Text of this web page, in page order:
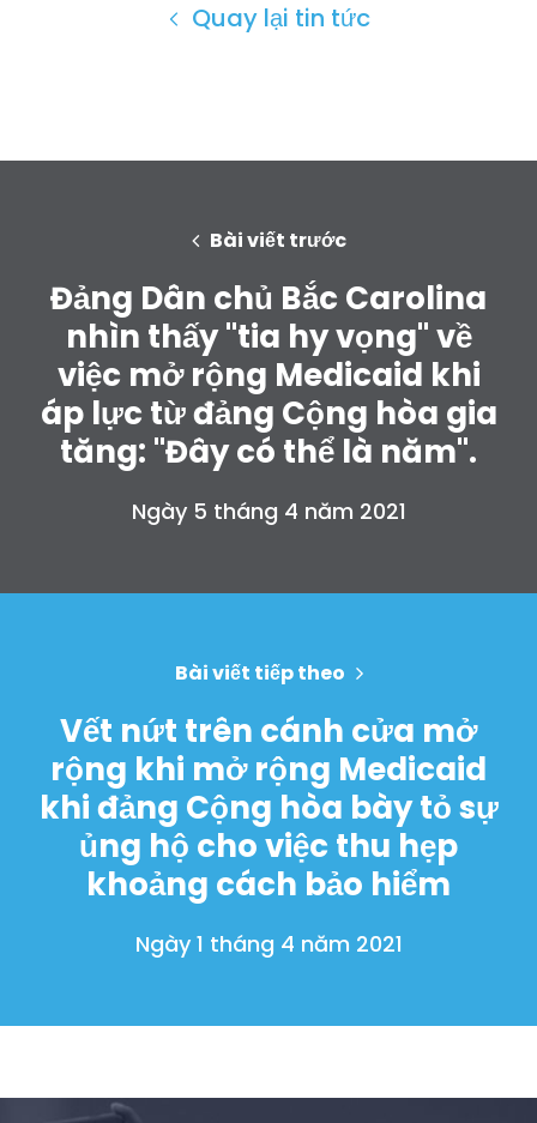
Trang chủ
Shop
Làm việc với chúng tôi
Quyên tặng
Quay lại tin tức
Bài viết trước
Đảng Dân chủ Bắc Carolina
nhìn thấy "tia hy vọng" về
việc mở rộng Medicaid khi
áp lực từ đảng Cộng hòa gia
tăng: "Đây có thể là năm".
Ngày 5 tháng 4 năm 2021
Bài viết tiếp theo
Vết nứt trên cánh cửa mở
rộng khi mở rộng Medicaid
khi đảng Cộng hòa bày tỏ sự
ủng hộ cho việc thu hẹp
khoảng cách bảo hiểm
Ngày 1 tháng 4 năm 2021